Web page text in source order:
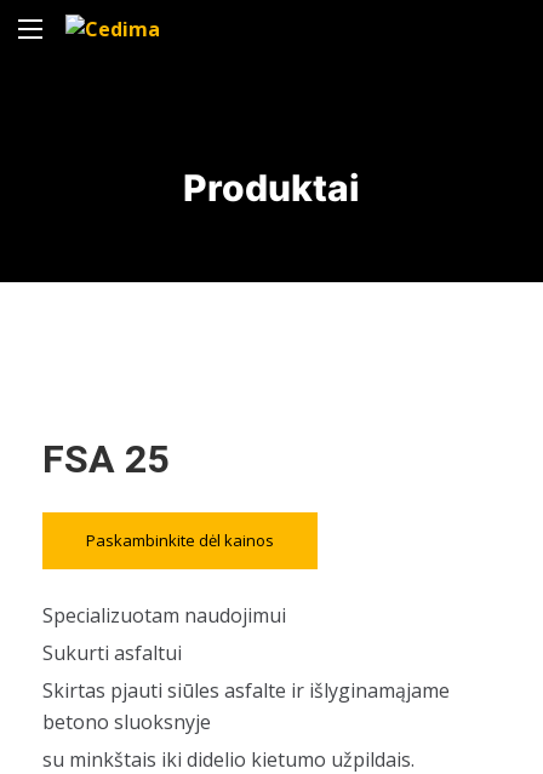
Produktai
FSA 25
Paskambinkite dėl kainos
Specializuotam naudojimui
Sukurti asfaltui
Skirtas pjauti siūles asfalte ir išlyginamąjame
betono sluoksnyje
su minkštais iki didelio kietumo užpildais.